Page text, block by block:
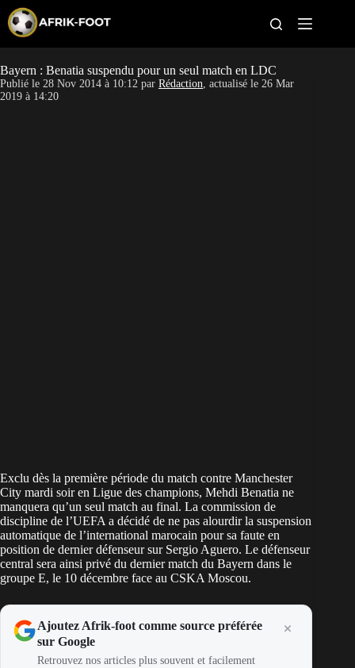
p
t
o
c
CAN féminine
Bayern : Benatia suspendu pour un seul match en LDC
Publié le 28 Nov 2014 à 10:12 par Rédaction, actualisé le 26 Mar
2019 à 14:20
Exclu dès la première période du match contre Manchester
City mardi soir en Ligue des champions, Mehdi Benatia ne
manquera qu’un seul match au final. La commission de
discipline de l’UEFA a décidé de ne pas alourdir la suspension
automatique de l’international marocain poursa faute en
position de dernier défenseur sur Sergio Aguero. Le défenseur
central sera ainsi privé du dernier match du Bayern dans le
groupe E, le 10 décembre face au CSKA Moscou.
Ajoutez Afrik-foot comme source préférée
sur Google
Retrouvez nos articles plus souvent et facilement